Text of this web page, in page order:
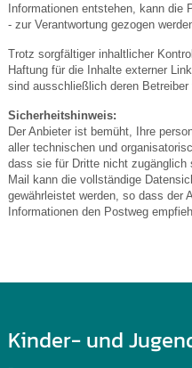
Informationen entstehen, kann
- zur Verantwortung gezogen
Trotz sorgfältiger inhaltlicher
Haftung für die Inhalte externer
sind ausschließlich deren Betreiber
Sicherheitshinweis:
Der Anbieter ist bemüht, Ihre
aller technischen und
dass sie für Dritte nicht
Mail kann die vollständige
gewährleistet werden, so dass der
Informationen den Postweg
Kinder- und